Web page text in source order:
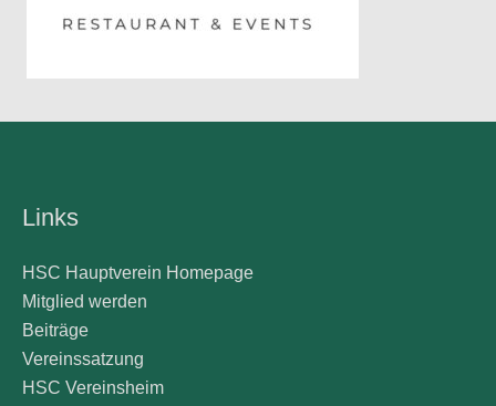
Links
HSC Hauptverein Homepage
Mitglied werden
Beiträge
Vereinssatzung
HSC Vereinsheim